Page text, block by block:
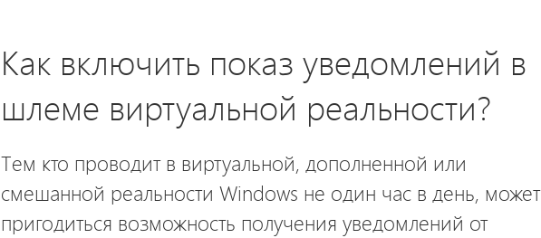
Как включить показ уведомлений в
шлеме виртуальной реальности?
Тем кто проводит в виртуальной, дополненной или
смешанной реальности Windows не один час в день, может
пригодиться возможность получения уведомлений от